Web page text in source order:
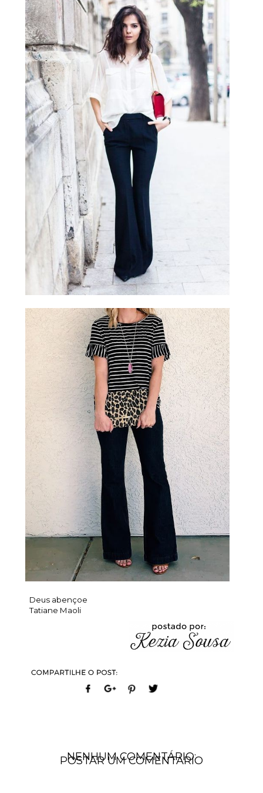
Deus abençoe
Tatiane Maoli
NENHUM COMENTÁRIO:
POSTAR UM COMENTÁRIO